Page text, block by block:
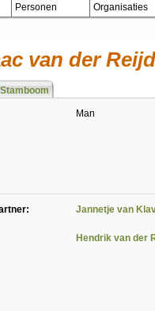
Personen Organisaties
van der
Stamboom
Man
Jannetje van
Hendrik van der